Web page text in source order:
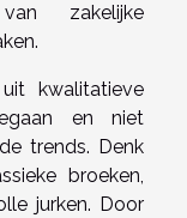
zakelijke
kwalitatieve
en niet
trends. Denk
broeken,
jurken. Door